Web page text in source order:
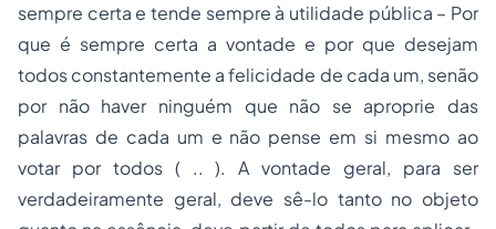
sempre certa e tende sempre à utilidade pública – Por
que é sempre certa a vontade e por que desejam
todos constantemente a felicidade de cada um, senão
por não haver ninguém que não se aproprie das
palavras de cada um e não pense em si mesmo ao
votar por todos ( .. ). A vontade geral, para ser
verdadeiramente geral, deve sê-lo tanto no objeto